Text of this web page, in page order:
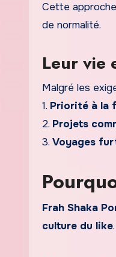
Cette approche
de normalité.
Leur vie
Malgré les
1. Priorité à la
2. Projets
3. Voyages
Frah Shaka
culture du like